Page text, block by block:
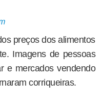
preços dos alimentos
Imagens de pessoas
e mercados vendendo
corriqueiras.